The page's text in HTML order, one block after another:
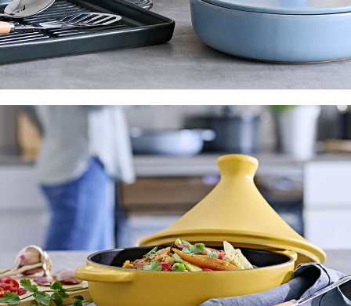
Materiales, sostenibilidad y Zero Waste
Ver más